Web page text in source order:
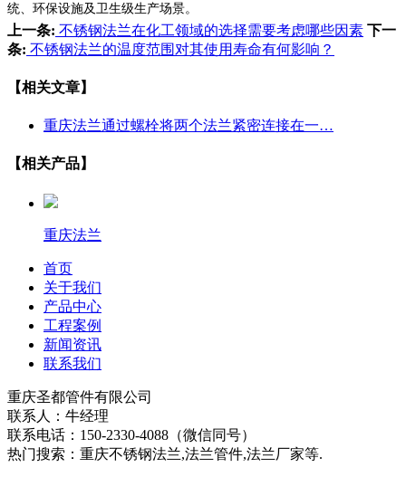
统、环保设施及卫生级生产场景。
上一条: 不锈钢法兰在化工领域的选择需要考虑哪些因素 下一
条: 不锈钢法兰的温度范围对其使用寿命有何影响？
【相关文章】
重庆法兰通过螺栓将两个法兰紧密连接在一…
【相关产品】
重庆法兰
首页
关于我们
产品中心
工程案例
新闻资讯
联系我们
重庆圣都管件有限公司
联系人：牛经理
联系电话：150-2330-4088（微信同号）
热门搜索：重庆不锈钢法兰,法兰管件,法兰厂家等.